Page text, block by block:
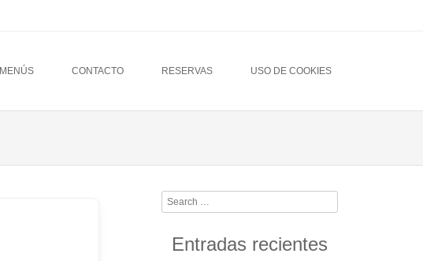
MENÚS CONTACTO RESERVAS USO DE COOKIES
Search
Entradas recientes